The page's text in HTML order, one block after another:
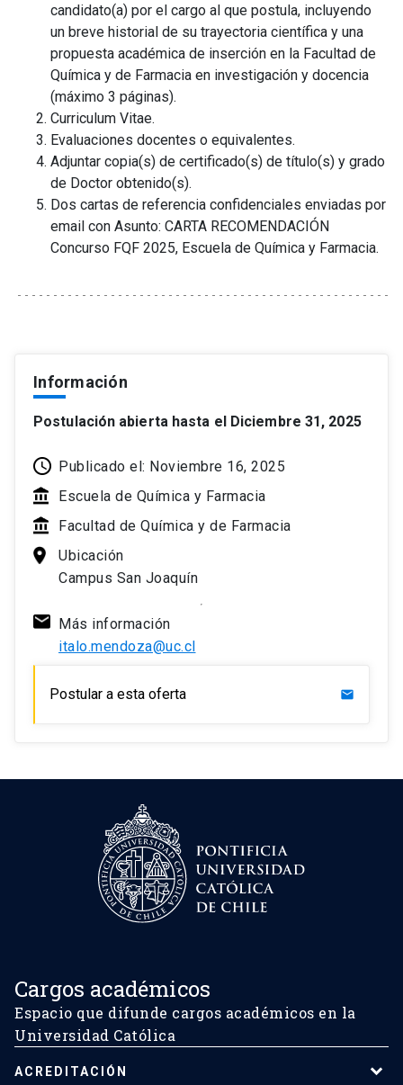
candidato(a) por el cargo al que postula, incluyendo
un breve historial de su trayectoria científica y una
propuesta académica de inserción en la Facultad de
Química y de Farmacia en investigación y docencia
(máximo 3 páginas).
Curriculum Vitae.
Evaluaciones docentes o equivalentes.
Adjuntar copia(s) de certificado(s) de título(s) y grado
de Doctor obtenido(s).
Dos cartas de referencia confidenciales enviadas por
email con Asunto: CARTA RECOMENDACIÓN
Concurso FQF 2025, Escuela de Química y Farmacia.
Información
Postulación abierta hasta el Diciembre 31, 2025
Publicado el: Noviembre 16, 2025
Escuela de Química y Farmacia
Facultad de Química y de Farmacia
Ubicación
Campus San Joaquín
Más información
italo.mendoza@uc.cl
Postular a esta oferta mail
Cargos académicos
Espacio que difunde cargos académicos en la
Universidad Católica
ACREDITACIÓN